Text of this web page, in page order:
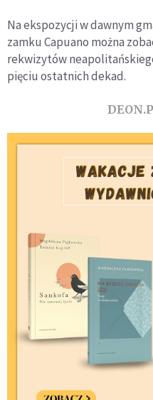
Na ekspozycji w dawnym
zamku Capuano można
rekwizytów
pięciu ostatnich dekad.